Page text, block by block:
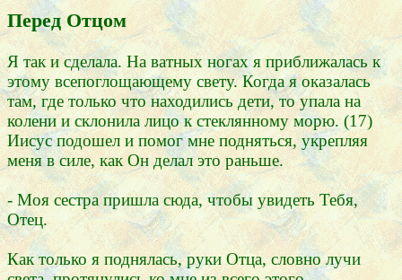
Перед Отцом
Я так и сделала. На ватных ногах я приближалась к
этому всепоглощающему свету. Когда я оказалась
там, где только что находились дети, то упала на
колени и склонила лицо к стеклянному морю. (17)
Иисус подошел и помог мне подняться, укрепляя
меня в силе, как Он делал это раньше.
- Моя сестра пришла сюда, чтобы увидеть Тебя,
Oтец.
Как только я поднялась, руки Отца, словно лучи